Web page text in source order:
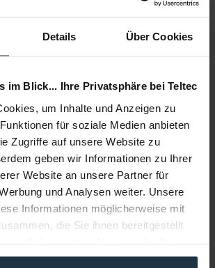
Details Über Cookies
im Blick... Ihre Privatsphäre bei Teltec
um Inhalte und Anzeigen zu
für soziale Medien anbieten
Zugriffe auf unsere Website zu
geben wir Informationen zu Ihrer
Website an unsere Partner für
und Analysen weiter. Unsere
Informationen möglicherweise mit
die Sie ihnen bereitgestellt
Safety Information
Hersteller sind verfübar...... more
+++ Sommer Cable +++ look at